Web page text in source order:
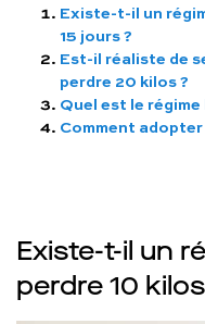
Existe-t-il un
15 jours ?
Est-il réaliste de
perdre 20 kilos ?
Quel est le
Comment
Existe-t-il un
perdre 10